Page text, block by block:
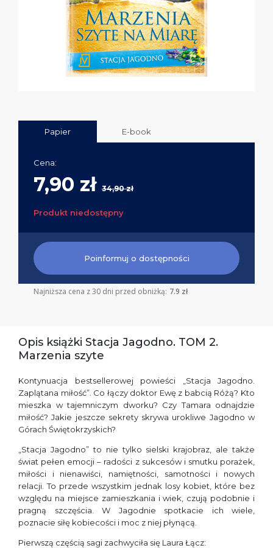
Papier E-book
Cena:
7,90 zł 34,90 zł
Produkt niedostępny
Poinformuj o dostępności
Najniższa cena z 30 dni przed obniżką: 7.9 zł
Opis książki Stacja Jagodno. TOM 2.
Marzenia szyte
Kontynuacja bestsellerowej powieści „Stacja Jagodno.
Zaplątana miłość”. Co łączy doktor Ewę z babcią Różą? Kto
mieszka w tajemniczym dworku? Czy Tamara odnajdzie
miłość? Jakie jeszcze sekrety skrywa urokliwe Jagodno w
Górach Świętokrzyskich?
„Stacja Jagodno” to nie tylko sielski krajobraz, ale także
świat pełen emocji – radości z sukcesów i smutku porażek,
miłości i nienawiści, namiętności, samotności i nowych
relacji. To przede wszystkim jednak losy kobiet, które bez
względu na miejsce zamieszkania i wiek, czują podobnie i
pragną szczęścia. W Jagodnie spotkacie ich wiele,
poznacie siłę kobiecości i moc z niej płynącą.
Pierwszą częścią sagi zachwyciła się Laura Łącz: